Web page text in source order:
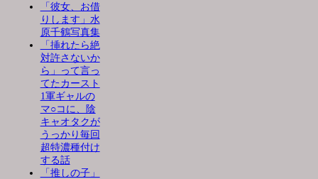
「彼女、お借
りします」水
原千鶴写真集
「挿れたら絶
対許さないか
ら」って言っ
てたカースト
1軍ギャルの
マ○コに、陰
キャオタクが
うっかり毎回
超特濃種付け
する話
「推しの子」